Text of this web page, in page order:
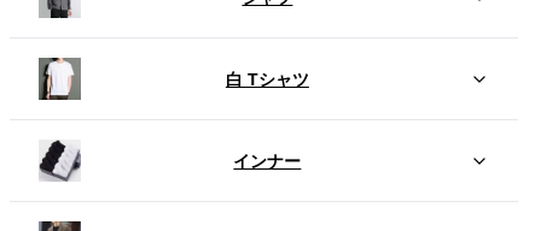
白 Tシャツ
インナー